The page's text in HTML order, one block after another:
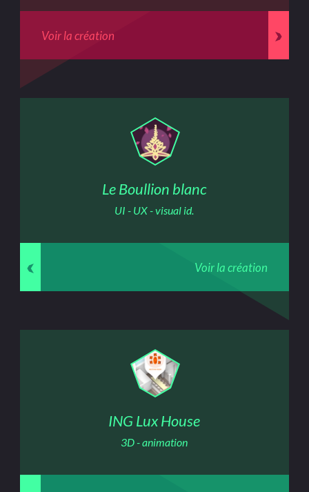
Voir la création
Le Boullion blanc
UI - UX - visual id.
Voir la création
ING Lux House
3D - animation